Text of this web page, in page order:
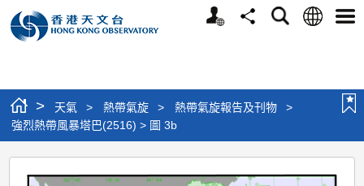
個
分
搜
語
選
> 天氣 > 熱帶氣旋 > 熱帶氣旋報告及刊物
>
強烈熱帶風暴塔巴(2516) > 圖 3b
強